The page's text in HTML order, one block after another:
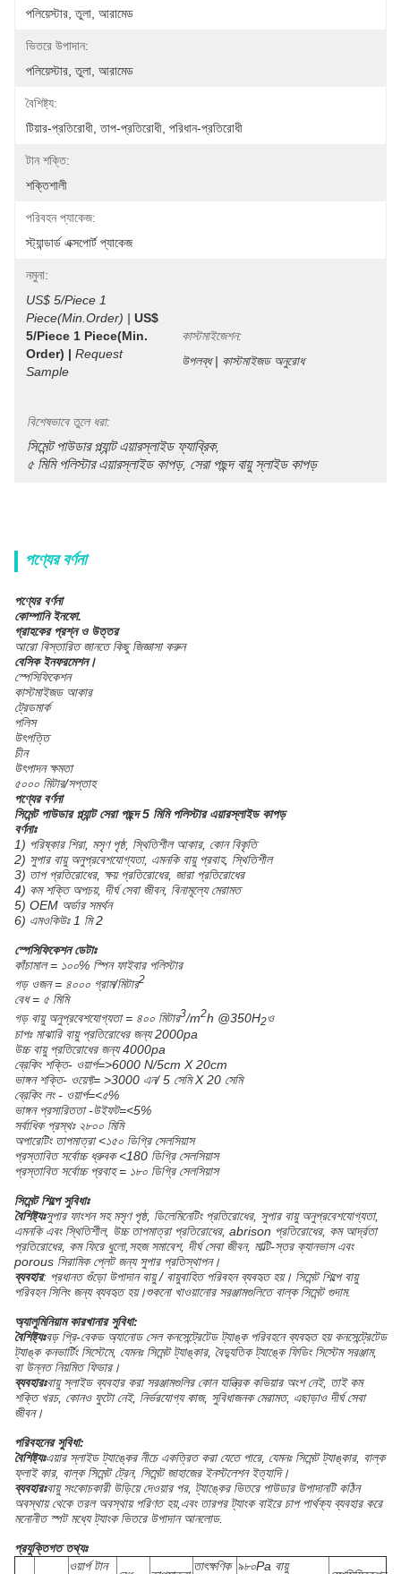
পলিয়েস্টার, তুলা, আরামেড
ভিতরে উপাদান:
পলিয়েস্টার, তুলা, আরামেড
বৈশিষ্ট্য:
টিয়ার-প্রতিরোধী, তাপ-প্রতিরোধী, পরিধান-প্রতিরোধী
টান শক্তি:
শক্তিশালী
পরিবহন প্যাকেজ:
স্ট্যান্ডার্ড এক্সপোর্ট প্যাকেজ
নমুনা:
US$ 5/Piece 1
Piece(Min.Order) | US$
5/Piece 1 Piece(min.
Order) | Request
Sample
কাস্টমাইজেশন:
উপলব্ধ | কাস্টমাইজড অনুরোধ
বিশেষভাবে তুলে ধরা:
সিমেন্ট পাউডার প্ল্যান্ট এয়ারস্লাইড ফ্যাব্রিক,
৫ মিমি পলিস্টার এয়ারস্লাইড কাপড়, সেরা পছন্দ বায়ু স্লাইড কাপড়
পণ্যের বর্ণনা
পণ্যের বর্ণনা
কোম্পানি ইনফো.
গ্রাহকের প্রশ্ন ও উত্তর
আরো বিস্তারিত জানতে কিছু জিজ্ঞাসা করুন
বেসিক ইনফরমেশন।
স্পেসিফিকেশন
কাস্টমাইজড আকার
ট্রেডমার্ক
পলিস
উৎপত্তি
চীন
উৎপাদন ক্ষমতা
৫০০০ মিটার/সপ্তাহ
পণ্যের বর্ণনা
সিমেন্ট পাউডার প্ল্যান্ট সেরা পছন্দ 5 মিমি পলিস্টার এয়ারস্লাইড কাপড়
বর্ণনাঃ
1) পরিষ্কার শিরা, মসৃণ পৃষ্ঠ, স্থিতিশীল আকার, কোন বিকৃতি
2) সুপার বায়ু অনুপ্রবেশযোগ্যতা, এমনকি বায়ু প্রবাহ, স্থিতিশীল
3) তাপ প্রতিরোধের, ক্ষয় প্রতিরোধের, জারা প্রতিরোধের
4) কম শক্তি অপচয়, দীর্ঘ সেবা জীবন, বিনামূল্যে মেরামত
5) OEM অর্ডার সমর্থন
6) এমওকিউঃ 1 মি 2
স্পেসিফিকেশন ডেটাঃ
কাঁচামাল = ১০০% স্পিন ফাইবার পলিস্টার
গড় ওজন = ৪০০০ গ্রাম/মিটার2
বেধ = ৫ মিমি
গড় বায়ু অনুপ্রবেশযোগ্যতা = ৪০০ মিটার3/m2h @350H2ও
চাপঃ মাঝারি বায়ু প্রতিরোধের জন্য 2000pa
উচ্চ বায়ু প্রতিরোধের জন্য 4000pa
ব্রেকিং শক্তি- ওয়ার্প=>6000 N/5cm X 20cm
ভাঙ্গন শক্তি- ওয়েফ্ট= >3000 এন/ 5 সেমি X 20 সেমি
ব্রেকিং লং - ওয়ার্প=<৫%
ভাঙ্গন প্রসারিততা -উইফট=<5%
সর্বাধিক প্রস্থঃ ২৮০০ মিমি
অপারেটিং তাপমাত্রা <১৫০ ডিগ্রি সেলসিয়াস
প্রস্তাবিত সর্বোচ্চ ধ্রুবক <180 ডিগ্রি সেলসিয়াস
প্রস্তাবিত সর্বোচ্চ প্রবাহ = ১৮০ ডিগ্রি সেলসিয়াস
সিমেন্ট শিল্পে সুবিধাঃ
বৈশিষ্ট্যঃসুপার ফাংশন সহ মসৃণ পৃষ্ঠ, ডিলেমিনেটিং প্রতিরোধের, সুপার বায়ু অনুপ্রবেশযোগ্যতা,
এমনকি এবং স্থিতিশীল, উচ্চ তাপমাত্রা প্রতিরোধের, abrison প্রতিরোধের, কম আর্দ্রতা
প্রতিরোধের, কম ফিরে ধুলো,সহজ সমাবেশ, দীর্ঘ সেবা জীবন, মাল্টি-স্তর ক্যানভাস এবং
porous সিরামিক প্লেট জন্য সুপার প্রতিস্থাপন।
ব্যবহার: প্রধানত গুঁড়ো উপাদান বায়ু / বায়ুবাহিত পরিবহন ব্যবহৃত হয়। সিমেন্ট শিল্পে বায়ু
পরিবহন সিলিং জন্য ব্যবহৃত হয়।শুকনো খাওয়ানোর সরঞ্জামগুলিতে বাল্ক সিমেন্ট গুদাম.
অ্যালুমিনিয়াম কারখানার সুবিধা:
বৈশিষ্ট্যঃবড় প্রি-বেকড অ্যানোড সেল কনসেন্ট্রেটেড ট্যাঙ্ক পরিবহনে ব্যবহৃত হয় কনসেন্ট্রেটেড
ট্যাঙ্ক কনভার্টিং সিস্টেমে, যেমনঃ সিমেন্ট ট্যাঙ্কার, বৈদ্যুতিক ট্যাঙ্কে ফিডিং সিস্টেম সরঞ্জাম,
বা উন্নত নিয়মিত ফিডার।
ব্যবহারঃবায়ু স্লাইড ব্যবহার করা সরঞ্জামগুলির কোন যান্ত্রিক কভিয়ার অংশ নেই, তাই কম
শক্তি খরচ, কোনও ফুটো নেই, নির্ভরযোগ্য কাজ, সুবিধাজনক মেরামত, এছাড়াও দীর্ঘ সেবা
জীবন।
পরিবহনের সুবিধা:
বৈশিষ্ট্যঃএয়ার স্লাইড ট্যাঙ্কের নীচে একত্রিত করা যেতে পারে, যেমনঃ সিমেন্ট ট্যাঙ্কার, বাল্ক
ফ্লাই কার, বাল্ক সিমেন্ট ট্রেন, সিমেন্ট জাহাজের ইনস্টলেশন ইত্যাদি।
ব্যবহারঃবায়ু সংকোচকারী উড়িয়ে দেওয়ার পর, ট্যাঙ্কের ভিতরে পাউডার উপাদানটি কঠিন
অবস্থায় থেকে তরল অবস্থায় পরিণত হয়,এবং তারপর ট্যাংক বাইরে চাপ পার্থক্য ব্যবহার করে
মনোনীত স্পট মধ্যে ট্যাংক ভিতরে উপাদান আনলোড.
প্রযুক্তিগত তথ্যঃ
ওয়ার্প টান
তাৎক্ষণিক ৯৮০Pa বায়ু